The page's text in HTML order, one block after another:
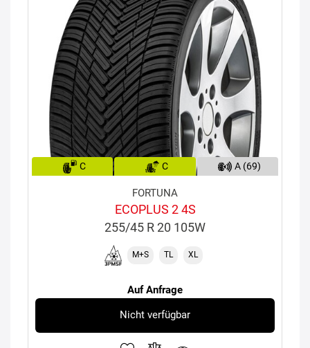
C C A (69)
FORTUNA
ECOPLUS 2 4S
255/45 R 20 105W
M+S TL XL
Auf Anfrage
Nicht verfügbar